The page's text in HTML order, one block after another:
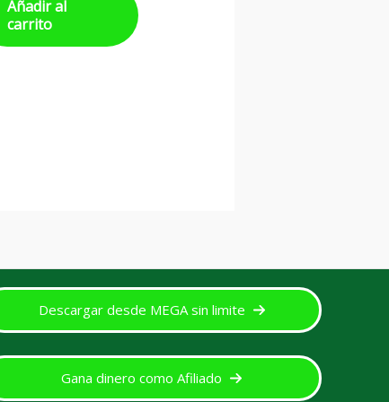
Añadir al
carrito
Descargar desde MEGA sin limite
Gana dinero como Afiliado